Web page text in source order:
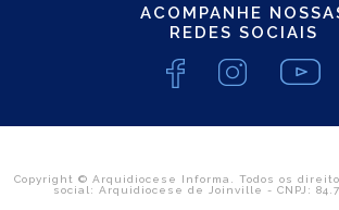
ACOMPANHE
REDES SOCIAIS
Copyright © Arquidiocese Informa. Todos os
social: Arquidiocese de Joinville - CNPJ: